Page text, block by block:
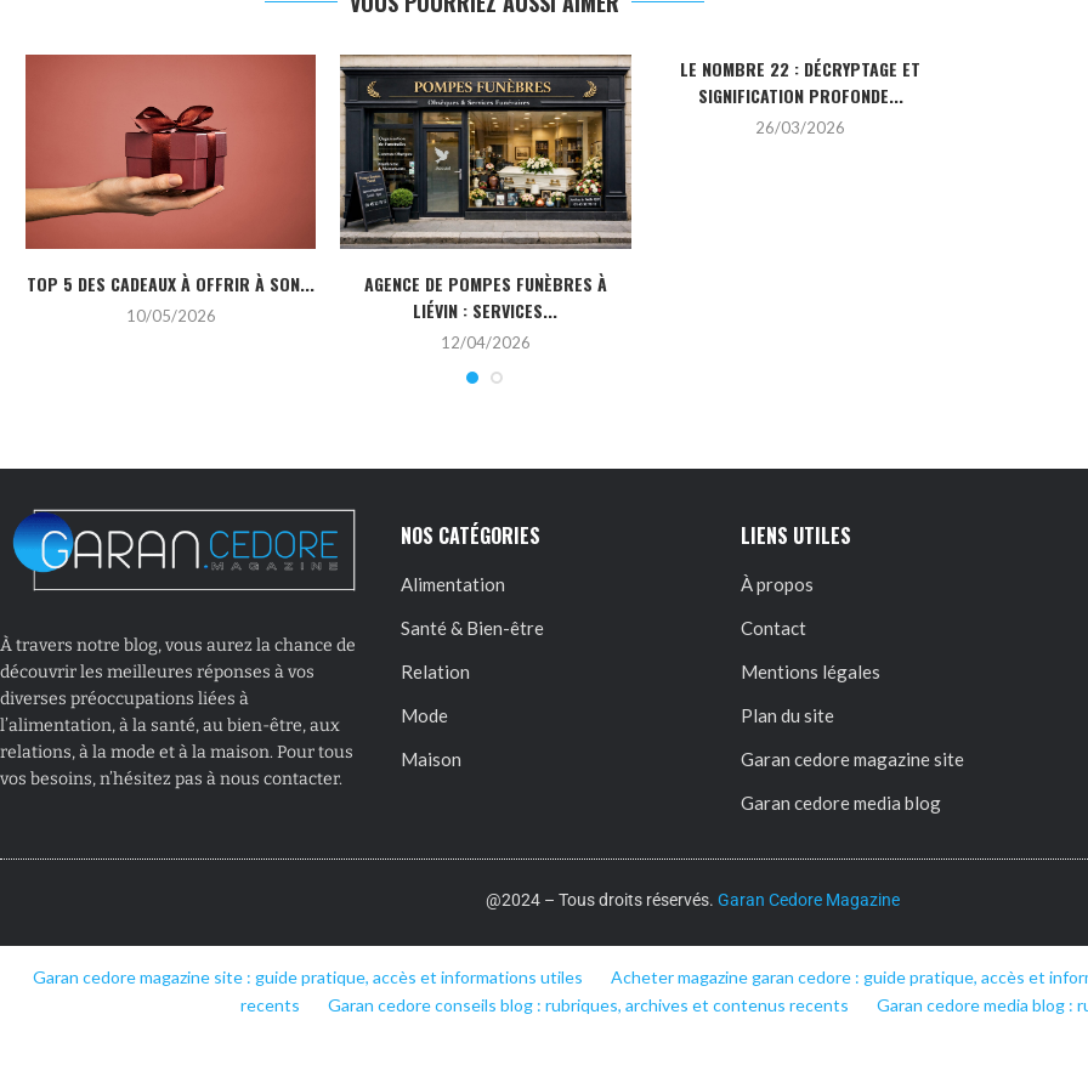
TOP 5 DES CADEAUX À OFFRIR À SON...
10/05/2026
AGENCE DE POMPES FUNÈBRES À
LIÉVIN : SERVICES...
12/04/2026
LE NOMBRE 22 : DÉCRYPTAGE ET
SIGNIFICATION PROFONDE...
26/03/2026
À travers notre blog, vous aurez la chance de
découvrir les meilleures réponses à vos
diverses préoccupations liées à
l’alimentation, à la santé, au bien-être, aux
relations, à la mode et à la maison. Pour tous
vos besoins, n’hésitez pas à nous contacter.
NOS CATÉGORIES
Alimentation
Santé & Bien-être
Relation
Mode
Maison
LIENS UTILES
À propos
Contact
Mentions légales
Plan du site
Garan cedore magazine site
Garan cedore media blog
@2024 – Tous droits réservés. Garan Cedore Magazine
Garan cedore magazine site : guide pratique, accès et informations utiles Acheter magazine garan cedore : guide pratique, accès et
recents
Garan cedore conseils blog : rubriques, archives et contenus recents Garan cedore media blog :